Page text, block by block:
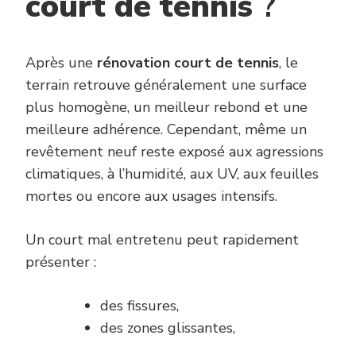
Après une rénovation court de tennis, le
terrain retrouve généralement une surface
plus homogène, un meilleur rebond et une
meilleure adhérence. Cependant, même un
revêtement neuf reste exposé aux agressions
climatiques, à l’humidité, aux UV, aux feuilles
mortes ou encore aux usages intensifs.
Un court mal entretenu peut rapidement
présenter :
des fissures,
des zones glissantes,